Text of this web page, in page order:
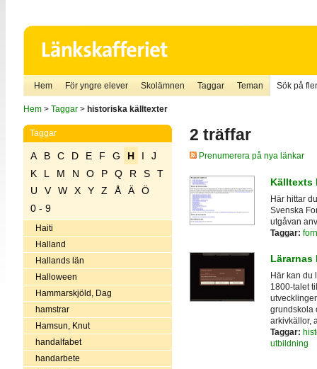
Hem För yngre elever Skolämnen Taggar Teman Sök på
Hem> Taggar> historiska källtexter
Taggar
A B C D E F G H I
J
K
L M N O P Q R S
T
U
V W X Y Z Å Ä
Ö
0 - 9
Haiti
Halland
Hallands län
Halloween
Hammarskjöld, Dag
hamstrar
Hamsun, Knut
handalfabet
handarbete
2 träffar
Prenumerera på nya länkar
Källtexts
Här hittar
Svenska
utgåvan
Taggar:
Lärarnas
Här kan du
1800-talet
grundskola
arkivkällor,
Taggar:
utbildning